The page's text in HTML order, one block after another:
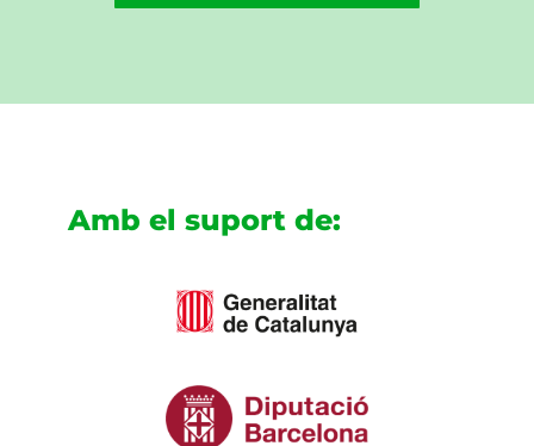
Amb el suport de: